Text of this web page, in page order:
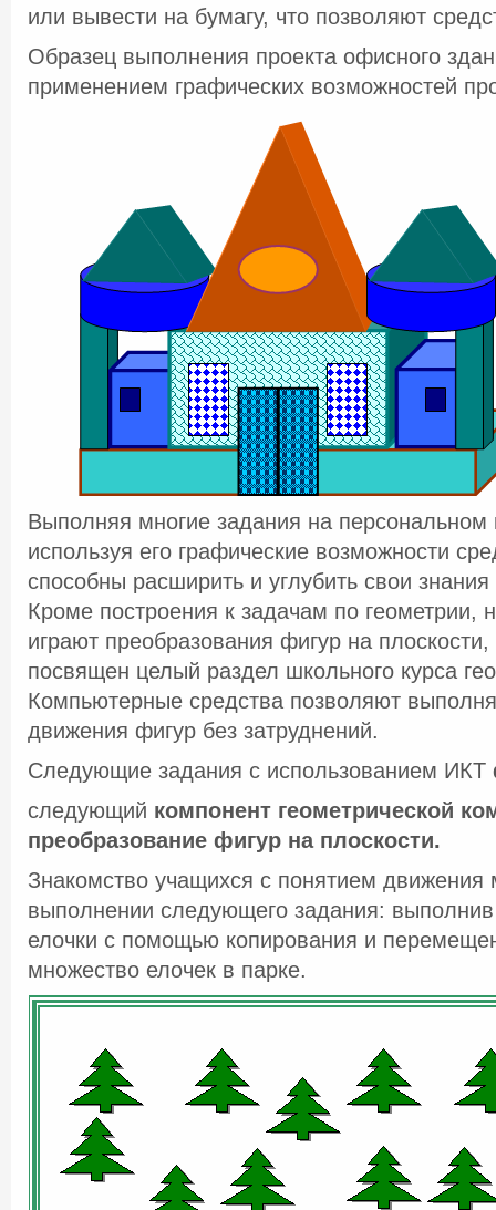
или вывести на бумагу, что позволяют
Образец выполнения проекта офисного
применением графических возможностей
Выполняя многие задания на персональном
используя его графические возможности
способны расширить и углубить свои
Кроме построения к задачам по геометрии,
играют преобразования фигур на
посвящен целый раздел школьного курса
Компьютерные средства позволяют
движения фигур без затруднений.
Следующие задания с использованием ИКТ
следующий компонент геометрической
преобразование фигур на плоскости.
Знакомство учащихся с понятием движения
выполнении следующего задания:
елочки с помощью копирования и
множество елочек в парке.